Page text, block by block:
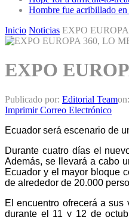
Hombre fue acribillado
Inicio Noticias EXPO
EXPO
Publicado por: Editorial Teamon:
Imprimir Correo Electrónico
Ecuador será escenario de
Durante cuatro días el
Además, se llevará a cabo
Ecuador y el mayor bloque
de alrededor de 20.000
El encuentro ofrecerá a
durante el 11 y 12 de